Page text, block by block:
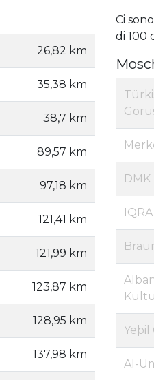
26,82 km
35,38 km
38,7 km
89,57 km
97,18 km
121,41 km
121,99 km
123,87 km
128,95 km
137,98 km
Ci
di 100
DMK
Yeþil
Al-